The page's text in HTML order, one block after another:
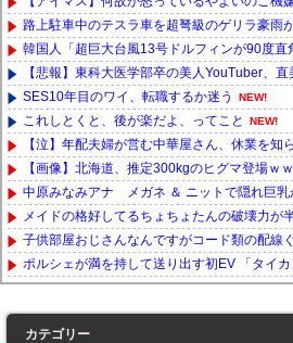
路上駐車中のテスラ車を超弩級のゲリラ豪雨
韓国人「超巨大台風13号ドルフィンが90度直
【悲報】東科大医学部卒の美人YouTuber、直
SES10年目のワイ、転職するか迷う NEW!
これしとくと、後が楽だよ、ってこと NEW!
【泣】年配夫婦が営む中華屋さん、休業を知
【画像】北海道、推定300kgのヒグマ登場ｗ
中原みなみアナ メガネ ＆ ニットで隠れ巨乳
メイドの格好してるちょちょたんの破壊力が
子供部屋おじさんなんですがコード類の配線
ポルシェが満を持して送り出す初EV 「タイカ
カテゴリー